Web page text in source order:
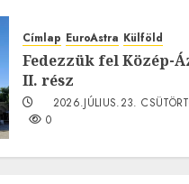
2026.JÚLIUS.23.
0
Címlap EuroAstra Külföld
Fedezzük fel Közép-
II. rész
2026.JÚLIUS.23.
0